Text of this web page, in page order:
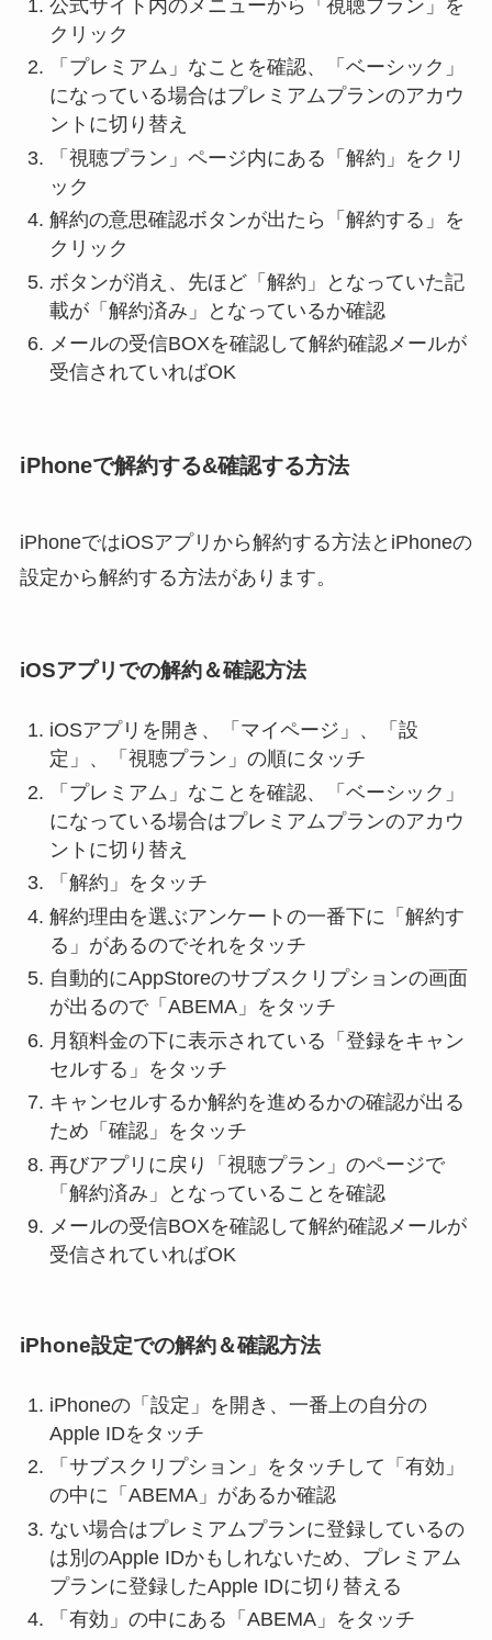
公式サイト内のメニューから「視聴プラン」を
クリック
「プレミアム」なことを確認、「ベーシック」
になっている場合はプレミアムプランのアカウ
ントに切り替え
「視聴プラン」ページ内にある「解約」をクリ
ック
解約の意思確認ボタンが出たら「解約する」を
クリック
ボタンが消え、先ほど「解約」となっていた記
載が「解約済み」となっているか確認
メールの受信BOXを確認して解約確認メールが
受信されていればOK
iPhoneで解約する&確認する方法
iPhoneではiOSアプリから解約する方法とiPhoneの
設定から解約する方法があります。
iOSアプリでの解約＆確認方法
iOSアプリを開き、「マイページ」、「設
定」、「視聴プラン」の順にタッチ
「プレミアム」なことを確認、「ベーシック」
になっている場合はプレミアムプランのアカウ
ントに切り替え
「解約」をタッチ
解約理由を選ぶアンケートの一番下に「解約す
る」があるのでそれをタッチ
自動的にAppStoreのサブスクリプションの画面
が出るので「ABEMA」をタッチ
月額料金の下に表示されている「登録をキャン
セルする」をタッチ
キャンセルするか解約を進めるかの確認が出る
ため「確認」をタッチ
再びアプリに戻り「視聴プラン」のページで
「解約済み」となっていることを確認
メールの受信BOXを確認して解約確認メールが
受信されていればOK
iPhone設定での解約＆確認方法
iPhoneの「設定」を開き、一番上の自分の
Apple IDをタッチ
「サブスクリプション」をタッチして「有効」
の中に「ABEMA」があるか確認
ない場合はプレミアムプランに登録しているの
は別のApple IDかもしれないため、プレミアム
プランに登録したApple IDに切り替える
「有効」の中にある「ABEMA」をタッチ